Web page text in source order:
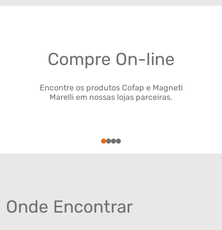
Compre On-line
Encontre os produtos Cofap e Magneti
Marelli em nossas lojas parceiras.
1234
Onde Encontrar